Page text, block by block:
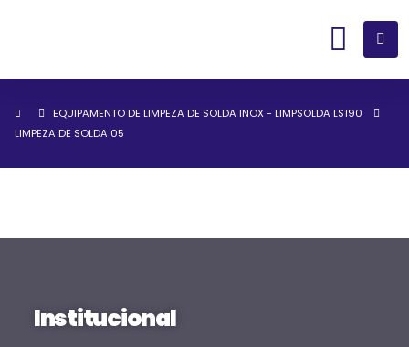
EQUIPAMENTO DE LIMPEZA DE SOLDA INOX - LIMPSOLDA LS190
LIMPEZA DE SOLDA 05
Institucional